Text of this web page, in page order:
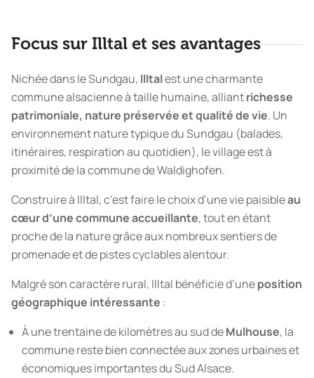
Focus sur Illtal et ses avantages
Nichée dans le Sundgau, Illtalest une charmante
commune alsacienne à taille humaine, alliantrichesse
patrimoniale, nature préservée et qualité de vie. Un
environnement nature typique du Sundgau (balades,
itinéraires, respiration au quotidien), le village est à
proximité de la commune de Waldighofen.
Construire à Illtal, c’est faire le choix d’une vie paisibleau
cœur d’une commune accueillante, tout en étant
proche de la nature grâce aux nombreux sentiers de
promenade et de pistes cyclables alentour.
Malgré son caractère rural, Illtal bénéficie d’uneposition
géographique intéressante :
À une trentaine de kilomètres au sud deMulhouse, la
commune reste bien connectée aux zones urbaines et
économiques importantes du Sud Alsace.